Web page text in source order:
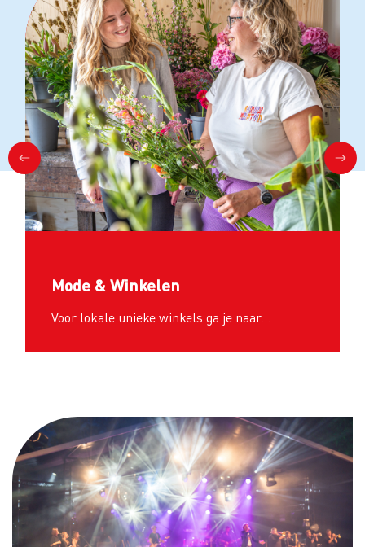
Mode & Winkelen
Voor lokale unieke winkels ga je naar…